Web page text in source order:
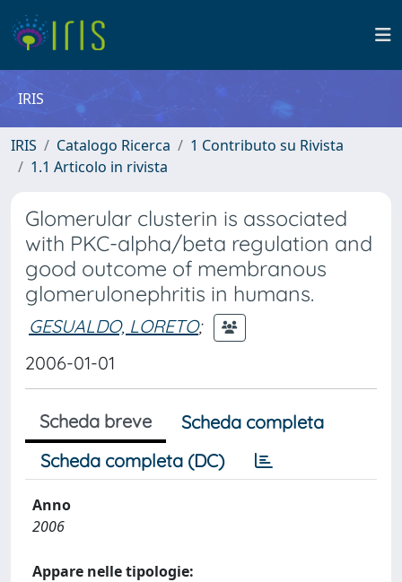
IRIS
IRIS Catalogo Ricerca
1 Contributo su Rivista
1.1 Articolo in rivista
Glomerular clusterin is associated
with PKC-alpha/beta regulation and
good outcome of membranous
glomerulonephritis in humans.
GESUALDO, LORETO;
2006-01-01
Scheda breve
Scheda completa
Scheda completa (DC)
Anno
2006
Appare nelle tipologie: